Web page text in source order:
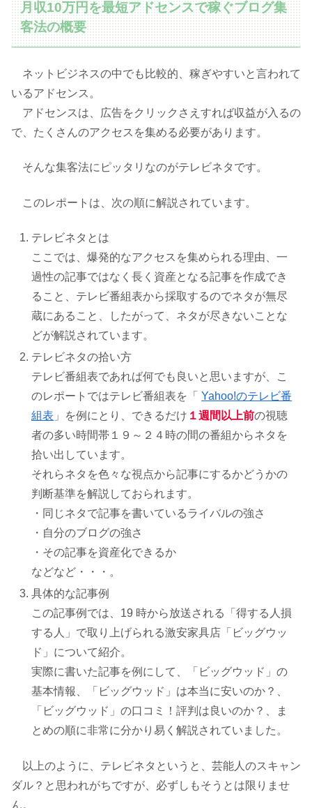
月収10万円を最短アドセンスで稼ぐブログ集
客法の概要
ネットビジネスの中でも比較的、稼ぎやすいと言われて
いるアドセンス。
アドセンスは、広告をクリックさえすれば収益が入るの
で、たくさんのアクセスを集める必要があります。
そんな集客法にピッタリなのがテレビネタです。
このレポートは、次の順に解説されています。
テレビネタとは
ここでは、爆発的なアクセスを集められる理由、一
過性の記事ではなく長く資産となる記事を作成でき
ること、テレビ番組表から採取するのでネタが無尽
蔵にあること、したがって、ネタが尽きないことな
どが解説されています。
テレビネタの拾い方
テレビ番組表であれば何でも良いと思いますが、こ
のレポートではテレビ番組表を「Yahoo!のテレビ番
組表 」を例にとり、できるだけ １週間以上前の視聴
者の多い時間帯１９～２４時の間の番組からネタを
拾い出しています。
それらネタを色々な視点から記事にするかどうかの
判断基準を解説しておられます。
・同じネタで記事を書いているライバルの強さ
・自分のブログの強さ
・その記事を資産化できるか
などなど・・・。
具体的な記事例
この記事例では、19 時から放送される「得する人損
する人」で取り上げられる激安家具店「ビッグウッ
ド」について紹介。
実際に書いた記事を例にして、「ビッグウッド」の
基本情報、「ビッグウッド」は本当に安いのか？、
「ビッグウッド」の口コミ！評判は良いのか？、ま
とめの順に非常に分かり易く解説されていました。
以上のように、テレビネタというと、芸能人のスキャン
ダル？と思われがちですが、必ずしもそうとは限りませ
ん。